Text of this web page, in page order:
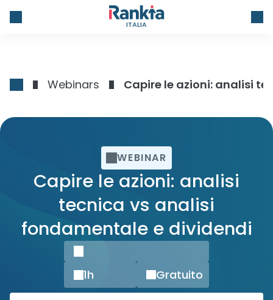
ITALIA
Webinars Capire le azioni: analisi
WEBINAR
Capire le azioni: analisi
tecnica vs analisi
fondamentale e dividendi
1h Gratuito